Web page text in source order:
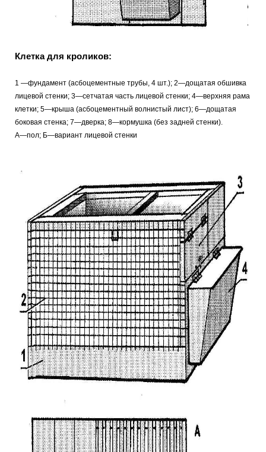
Клетка для кроликов:
1 —фундамент (асбоцементные трубы, 4 шт.); 2—дощатая обшивка
лицевой стенки; 3—сетчатая часть лицевой стенки; 4—верхняя рама
клетки; 5—крыша (асбоцементный волнистый лист); 6—дощатая
боковая стенка; 7—дверка; 8—кормушка (без задней стенки).
А—пол; Б—вариант лицевой стенки